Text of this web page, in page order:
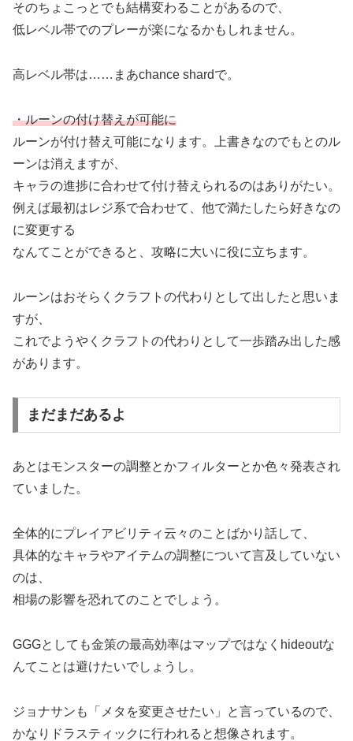
そのちょこっとでも結構変わることがあるので、
低レベル帯でのプレーが楽になるかもしれません。
高レベル帯は……まあchance shardで。
・ルーンの付け替えが可能に
ルーンが付け替え可能になります。上書きなのでもとのル
ーンは消えますが、
キャラの進捗に合わせて付け替えられるのはありがたい。
例えば最初はレジ系で合わせて、他で満たしたら好きなの
に変更する
なんてことができると、攻略に大いに役に立ちます。
ルーンはおそらくクラフトの代わりとして出したと思いま
すが、
これでようやくクラフトの代わりとして一歩踏み出した感
があります。
まだまだあるよ
あとはモンスターの調整とかフィルターとか色々発表され
ていました。
全体的にプレイアビリティ云々のことばかり話して、
具体的なキャラやアイテムの調整について言及していない
のは、
相場の影響を恐れてのことでしょう。
GGGとしても金策の最高効率はマップではなくhideoutな
んてことは避けたいでしょうし。
ジョナサンも「メタを変更させたい」と言っているので、
かなりドラスティックに行われると想像されます。